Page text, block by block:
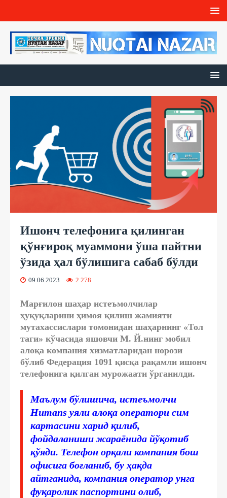
Ишонч телефонига қилинган
қўнғироқ муаммони ўша пайтни
ўзида ҳал бўлишига сабаб бўлди
09.06.2023 2 278
Марғилон шаҳар истеъмолчилар
ҳуқуқларини ҳимоя қилиш жамияти
мутахассислари томонидан шаҳарнинг «Тол
таги» кўчасида яшовчи М. Й.нинг мобил
алоқа компания хизматларидан норози
бўлиб Федерация 1091 қисқа рақамли ишонч
телефонига қилган мурожаати ўрганилди.
Маълум бўлишича, истеъмолчи
Humans уяли алоқа оператори сим
картасини харид қилиб,
фойдаланиши жараёнида йўқотиб
қўяди. Телефон орқали компания бош
офисига боғланиб, бу ҳақда
айтганида, компания оператор унга
фуқаролик паспортини олиб,